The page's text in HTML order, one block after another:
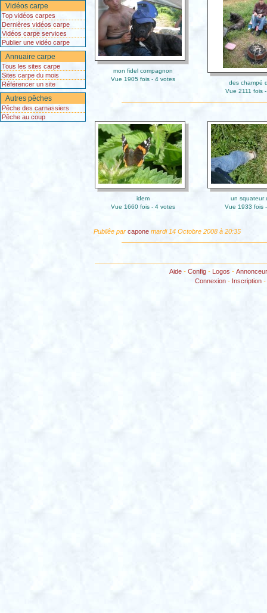
Vidéos carpe
Top vidéos carpes
Dernières vidéos carpe
Vidéos carpe services
Publier une vidéo carpe
Annuaire carpe
Tous les sites carpe
Sites carpe du mois
Référencer un site
Autres pêches
Pêche des carnassiers
Pêche au coup
mon fidel compagnon
Vue 1905 fois - 4 votes
des champé
Vue 2111 fois
idem
Vue 1660 fois - 4 votes
un squateur
Vue 1933 fois
Publiêe par caponemardi 14 Octobre 2008 à 20:35
Aide- Config- Logos -
Connexion - Inscription -